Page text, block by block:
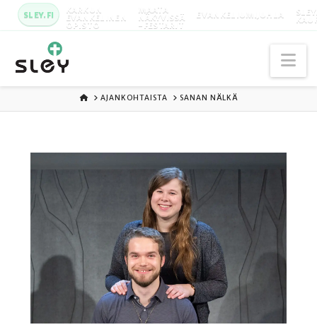
SLEY.FI KARKUN
EVANKELINEN
OPISTO
MAATA
NÄKYVISSÄ
-FESTARIT
EVANKELIUMIJUHLA
ETUSIVU
AJANKOHTAISTA SANAN NÄLKÄ